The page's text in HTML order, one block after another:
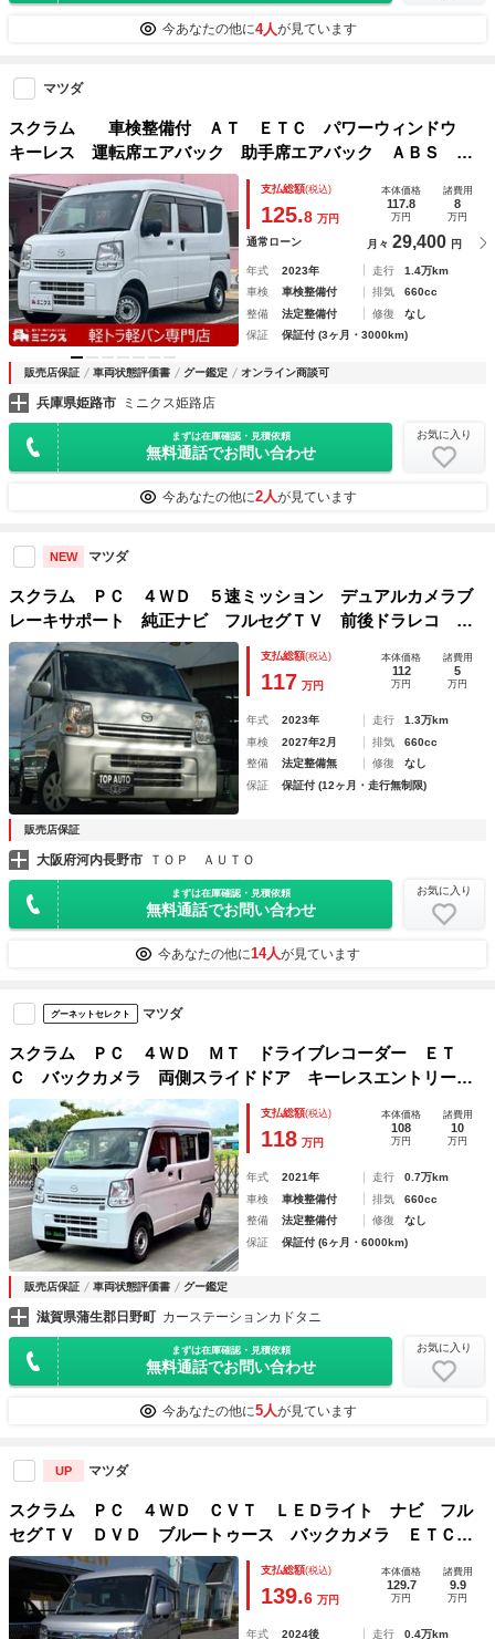
今あなたの他に4人が見ています
マツダ
スクラム 車検整備付 ＡＴ ＥＴＣ パワーウィンドウ
キーレス 運転席エアバック 助手席エアバック ＡＢＳ 衝
突被害軽減ブレーキ 横滑り防止装置 障害物センサー 盗難
防止装置 ドライブレコーダー
支払総額(税込)
125.8 万円
本体価格
117.8
万円
諸費用
8
万円
通常ローン 月々 29,400 円
年式 2023年 走行
1.4万km
車検
車検整備付 排気
660cc
整備
法定整備付 修復
なし
保証
保証付 (3ヶ月・3000km)
販売店保証 車両状態評価書 グー鑑定 オンライン商談可
兵庫県姫路市 ミニクス姫路店
まずは在庫確認・見積依頼
無料通話でお問い合わせ
お気に入り
今あなたの他に2人が見ています
NEW マツダ
スクラム ＰＣ ４ＷＤ ５速ミッション デュアルカメラブ
レーキサポート 純正ナビ フルセグＴＶ 前後ドラレコ Ｅ
ＴＣ
支払総額(税込)
117 万円
本体価格
112
万円
諸費用
5
万円
年式 2023年 走行
1.3万km
車検
2027年2月 排気
660cc
整備
法定整備無 修復
なし
保証
保証付 (12ヶ月・走行無制限)
販売店保証
大阪府河内長野市 ＴＯＰ ＡＵＴＯ
まずは在庫確認・見積依頼
無料通話でお問い合わせ
お気に入り
今あなたの他に14人が見ています
グーネットセレクト マツダ
スクラム ＰＣ ４ＷＤ ＭＴ ドライブレコーダー ＥＴ
Ｃ バックカメラ 両側スライドドア キーレスエントリー
エアコン パワーウィンドウ 運転席エアバッグ 助手席エア
バッグ
支払総額(税込)
118 万円
本体価格
108
万円
諸費用
10
万円
年式 2021年 走行
0.7万km
車検
車検整備付 排気
660cc
整備
法定整備付 修復
なし
保証
保証付 (6ヶ月・6000km)
販売店保証 車両状態評価書 グー鑑定
滋賀県蒲生郡日野町 カーステーションカドタニ
まずは在庫確認・見積依頼
無料通話でお問い合わせ
お気に入り
今あなたの他に5人が見ています
UP マツダ
スクラム ＰＣ ４ＷＤ ＣＶＴ ＬＥＤライト ナビ フル
セグＴＶ ＤＶＤ ブルートゥース バックカメラ ＥＴＣ
２．０ ナビ連動前後ドライブレコーダー ＩＤストップ シ
ートヒーター 電動格納ドアミラー 外１２アルミ
支払総額(税込)
139.6 万円
本体価格
129.7
万円
諸費用
9.9
万円
年式 2024後 走行 0.4万km